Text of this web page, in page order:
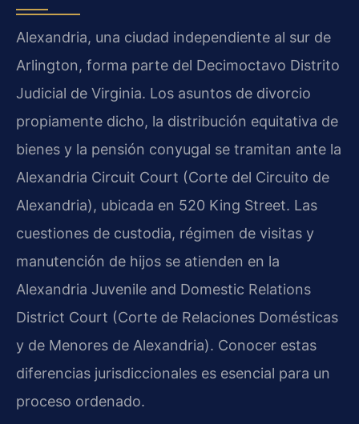
Alexandria, una ciudad independiente al sur de
Arlington, forma parte del Decimoctavo Distrito
Judicial de Virginia. Los asuntos de divorcio
propiamente dicho, la distribución equitativa de
bienes y la pensión conyugal se tramitan ante la
Alexandria Circuit Court (Corte del Circuito de
Alexandria), ubicada en 520 King Street. Las
cuestiones de custodia, régimen de visitas y
manutención de hijos se atienden en la
Alexandria Juvenile and Domestic Relations
District Court (Corte de Relaciones Domésticas
y de Menores de Alexandria). Conocer estas
diferencias jurisdiccionales es esencial para un
proceso ordenado.